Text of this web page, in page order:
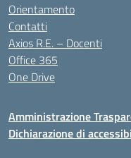
Orientamento
Contatti
Axios R.E. – Docenti
Office 365
One Drive
Amministrazione
Dichiarazione di